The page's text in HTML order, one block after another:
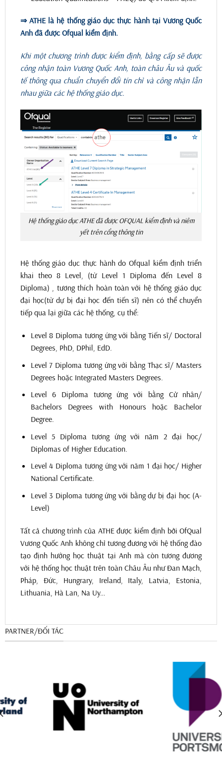
⇒ ATHE là hệ thống giáo dục thực hành tại Vương Quốc
Anh đã được Ofqual kiểm định.
Khi một chương trình được kiểm định, bằng cấp sẽ được
công nhận toàn Vương Quốc Anh, toàn châu Âu và quốc
tế thông qua chuẩn chuyển đổi tín chỉ và công nhận lẫn
nhau giữa các hệ thống giáo dục.
Hệ thống giáo dục ATHE đã được OFQUAL kiểm định và niêm
yết trên cổng thông tin
Hệ thống giáo dục thực hành do Ofqual kiểm định triển
khai theo 8 Level, (từ Level 1 Diploma đến Level 8
Diploma) , tương thích hoàn toàn với hệ thống giáo dục
đại học(từ dự bị đại học đến tiến sĩ) nên có thể chuyển
tiếp qua lại giữa các hệ thống, cụ thể:
Level 8 Diploma tương ứng với bằng Tiến sĩ/ Doctoral
Degrees, PhD, DPhil, EdD.
Level 7 Diploma tương ứng với bằng Thạc sĩ/ Masters
Degrees hoặc Integrated Masters Degrees.
Level 6 Diploma tương ứng với bằng Cử nhân/
Bachelors Degrees with Honours hoặc Bachelor
Degree.
Level 5 Diploma tương ứng với năm 2 đại học/
Diplomas of Higher Education.
Level 4 Diploma tương ứng với năm 1 đại học/ Higher
National Certificate.
Level 3 Diploma tương ứng với bằng dự bị đại học (A-
Level)
Tất cả chương trình của ATHE được kiểm định bởi OfQual
Vương Quốc Anh không chỉ tương đương với hệ thống đào
tạo định hướng học thuật tại Anh mà còn tương đương
với hệ thống học thuật trên toàn Châu Âu như Đan Mạch,
Pháp, Đức, Hungrary, Ireland, Italy, Latvia, Estonia,
Lithuania, Hà Lan, Na Uy…
PARTNER/ĐỐI TÁC